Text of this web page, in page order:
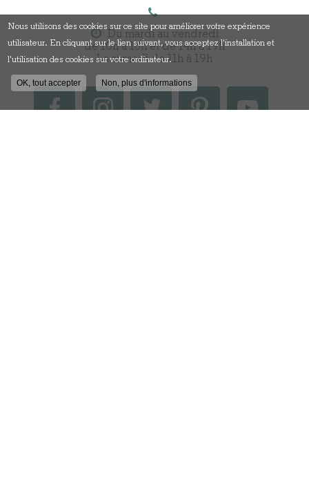
Du mardi au vendredi
de 10h à 13h et de 14h à 19h
Le samedi de 11h à 19h
Nous utilisons des cookies sur ce site pour améliorer votre expérience
utilisateur. En cliquant sur le lien suivant, vous acceptez l'installation et
l'utilisation des cookies sur votre ordinateur.
OK, tout accepter Non, plus d'informations